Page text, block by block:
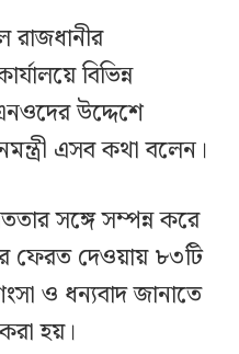
বিভিন্ন
উদ্দেশে
এসব কথা বলেন।
সঙ্গে সম্পন্ন করে
ফেরত দেওয়ায় ৮৩টি
ও ধন্যবাদ জানাতে
হয়।